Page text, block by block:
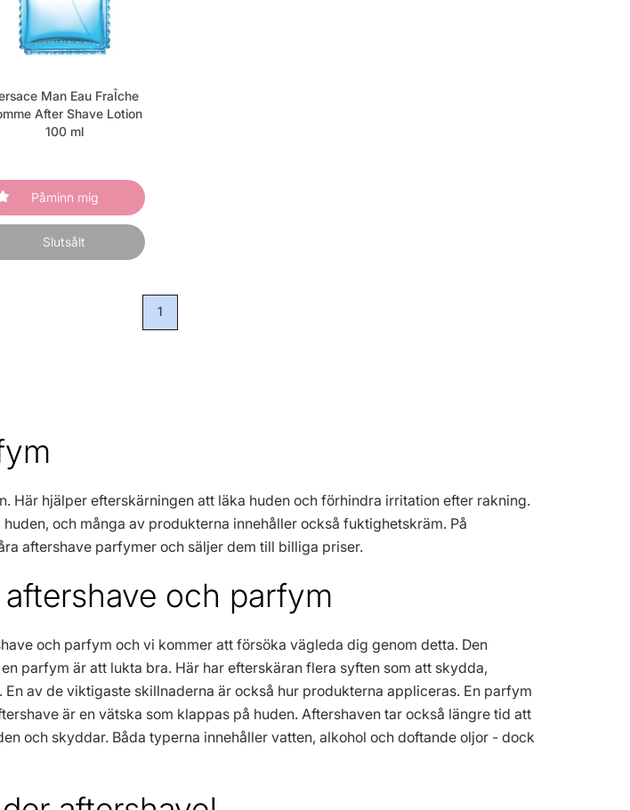
Man Eau FraÎche
After Shave Lotion
100 ml
Påminn mig
Slutsålt
1
Här hjälper efterskärningen att läka huden och förhindra irritation efter rakning.
och många av produkterna innehåller också fuktighetskräm. På
aftershave parfymer och säljer dem till billiga priser.
och parfym
och parfym och vi kommer att försöka vägleda dig genom detta. Den
parfym är att lukta bra. Här har efterskäran flera syften som att skydda,
av de viktigaste skillnaderna är också hur produkterna appliceras. En parfym
är en vätska som klappas på huden. Aftershaven tar också längre tid att
och skyddar. Båda typerna innehåller vatten, alkohol och doftande oljor - dock